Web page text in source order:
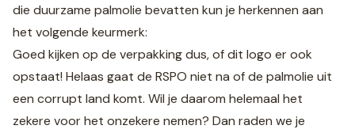
die duurzame palmolie bevatten kun je herkennen aan
het volgende keurmerk:
Goed kijken op de verpakking dus, of dit logo er ook
opstaat! Helaas gaat de RSPO niet na of de palmolie uit
een corrupt land komt. Wil je daarom helemaal het
zekere voor het onzekere nemen? Dan raden we je